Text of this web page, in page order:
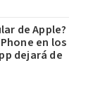
de Apple?
en los
dejará de